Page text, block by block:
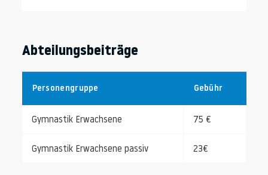
Abteilungsbeiträge
Personengruppe Gebühr
Gymnastik Erwachsene 75 €
Gymnastik Erwachsene passiv 23€